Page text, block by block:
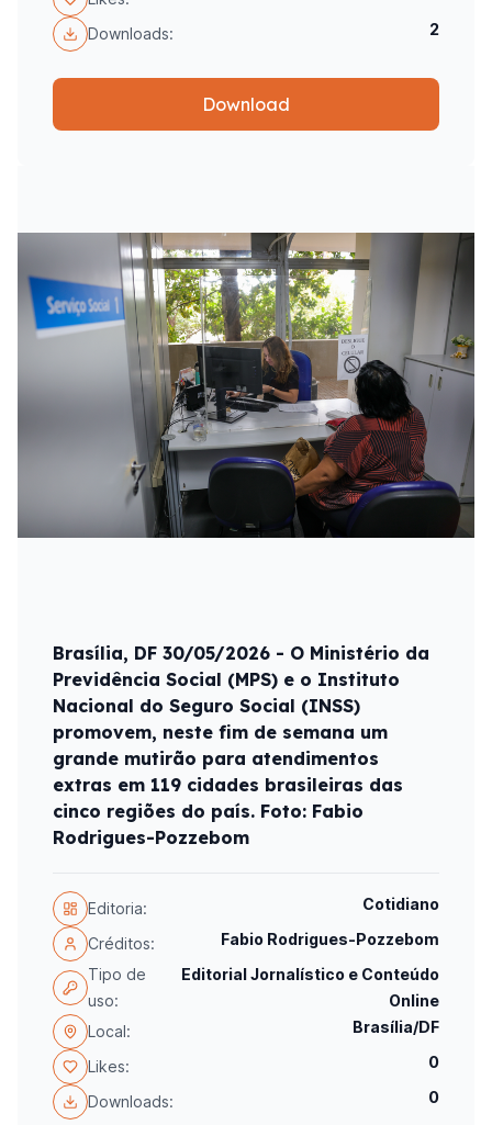
Downloads: 2
Download
Brasília, DF 30/05/2026 - O Ministério da
Previdência Social (MPS) e o Instituto
Nacional do Seguro Social (INSS)
promovem, neste fim de semana um
grande mutirão para atendimentos
extras em 119 cidades brasileiras das
cinco regiões do país. Foto: Fabio
Rodrigues-Pozzebom
Editoria: Cotidiano
Créditos:
Fabio Rodrigues-Pozzebom
Tipo de
uso:
Editorial Jornalístico e Conteúdo
Online
Local:
Brasília/DF
Likes: 0
Downloads: 0